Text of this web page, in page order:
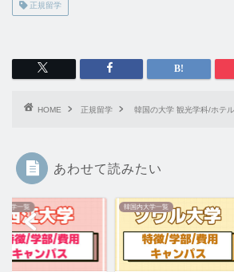
正規留学
HOME 正規留学 韓国の大学 観光学科/ホテ
あわせて読みたい
大学一覧 韓国内大学一覧